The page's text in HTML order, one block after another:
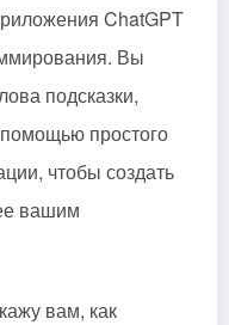
ChatGPT
Вы
подсказки,
простого
чтобы создать
вашим
вам, как